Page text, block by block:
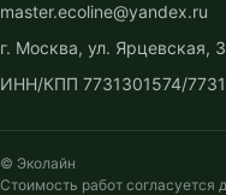
master.ecoline@yandex.ru
г. Москва, ул. Ярцевская,
ИНН/КПП 7731301574/
© Эколайн
Стоимость работ согласуется